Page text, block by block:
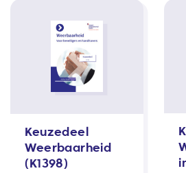
Keuzedeel
Weerbaarheid
(K1398)